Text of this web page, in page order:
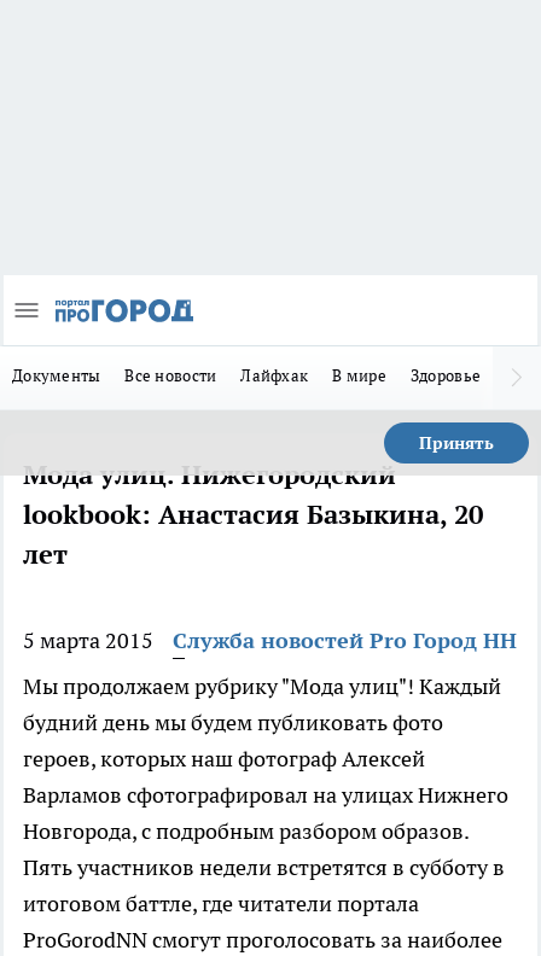
Документы Все новости Лайфхак В мире Здоровье
Принять
Мода улиц. Нижегородский
lookbook: Анастасия Базыкина, 20
лет
5 марта 2015
Служба новостей Pro Город НН
Мы продолжаем рубрику "Мода улиц"! Каждый
будний день мы будем публиковать фото
героев, которых наш фотограф Алексей
Варламов сфотографировал на улицах Нижнего
Новгорода, с подробным разбором образов.
Пять участников недели встретятся в субботу в
итоговом баттле, где читатели портала
ProGorodNN смогут проголосовать за наиболее